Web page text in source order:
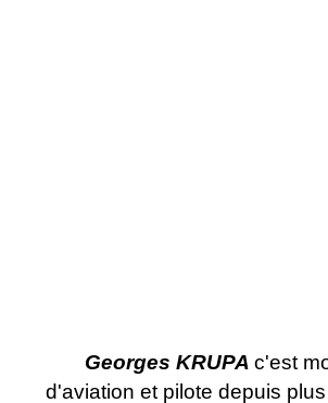
Georges KRUPA c'est
d'aviation et pilote depuis